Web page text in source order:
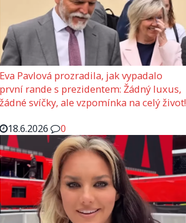
Eva Pavlová prozradila, jak vypadalo
první rande s prezidentem: Žádný luxus,
žádné svíčky, ale vzpomínka na celý život!
18.6.2026
0